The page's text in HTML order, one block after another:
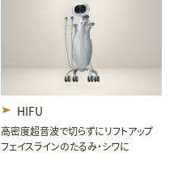
HIFU
高密度超音波で切らずにリフトアップ
フェイスラインのたるみ・シワに